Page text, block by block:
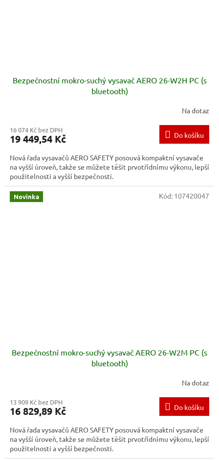
Bezpečnostní mokro-suchý vysavač AERO 26-W2H PC (s
bluetooth)
Na dotaz
16 074 Kč bez DPH
19 449,54 Kč Do košíku
Nová řada vysavačů AERO SAFETY posouvá kompaktní vysavače
na vyšší úroveň, takže se můžete těšit prvotřídnímu výkonu, lepší
použitelnosti a vyšší bezpečnosti.
Novinka
Bezpečnostní mokro-suchý vysavač AERO 26-W2M PC (s
bluetooth)
Na dotaz
13 909 Kč bez DPH
16 829,89 Kč Do košíku
Nová řada vysavačů AERO SAFETY posouvá kompaktní vysavače
na vyšší úroveň, takže se můžete těšit prvotřídnímu výkonu, lepší
použitelnosti a vyšší bezpečnosti.
Kód: 107420047